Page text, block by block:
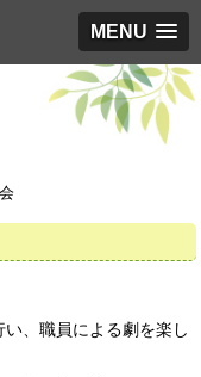
MENU
、職員による劇を楽し